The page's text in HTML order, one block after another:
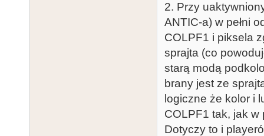
2. Przy
ANTIC-a) w pełni
COLPF1 i piksela
sprajta (co
starą modą
brany jest ze
logiczne że kolor i
COLPF1 tak, jak w
Dotyczy to i